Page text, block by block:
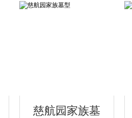
慈航园家族墓